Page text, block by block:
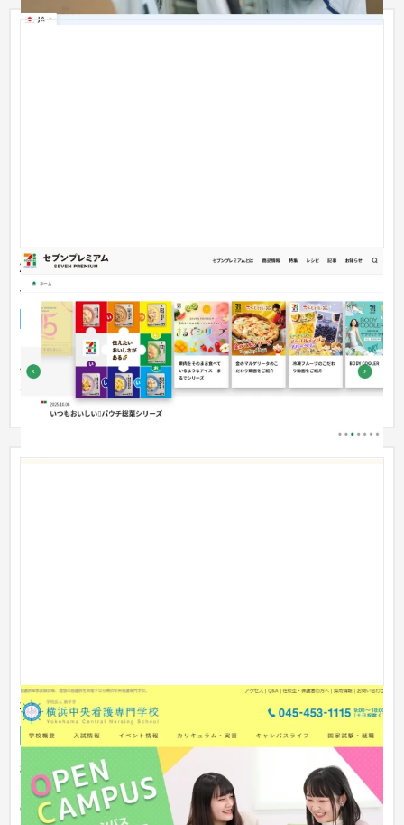
株式会社セブン＆アイ・ホールディングス様_プライ
ベートブランドサイトフルリニューアル
企業サイト 流通・小売 501万円〜
セブンプレミアムを使用した企画ページの制作を月2本ペースで
制作しております。プロットを基にワイヤーフレームの作成・
デザイ...
横浜中央看護専門学校様 本体サイト
企業サイト 大学・高校・専門学校
横浜にある看護系の学校様です。 サイトリニューアルに伴い、
SEOの基礎内部対策が不十分（順位が100位圏外）でした。 こ
のマイ...